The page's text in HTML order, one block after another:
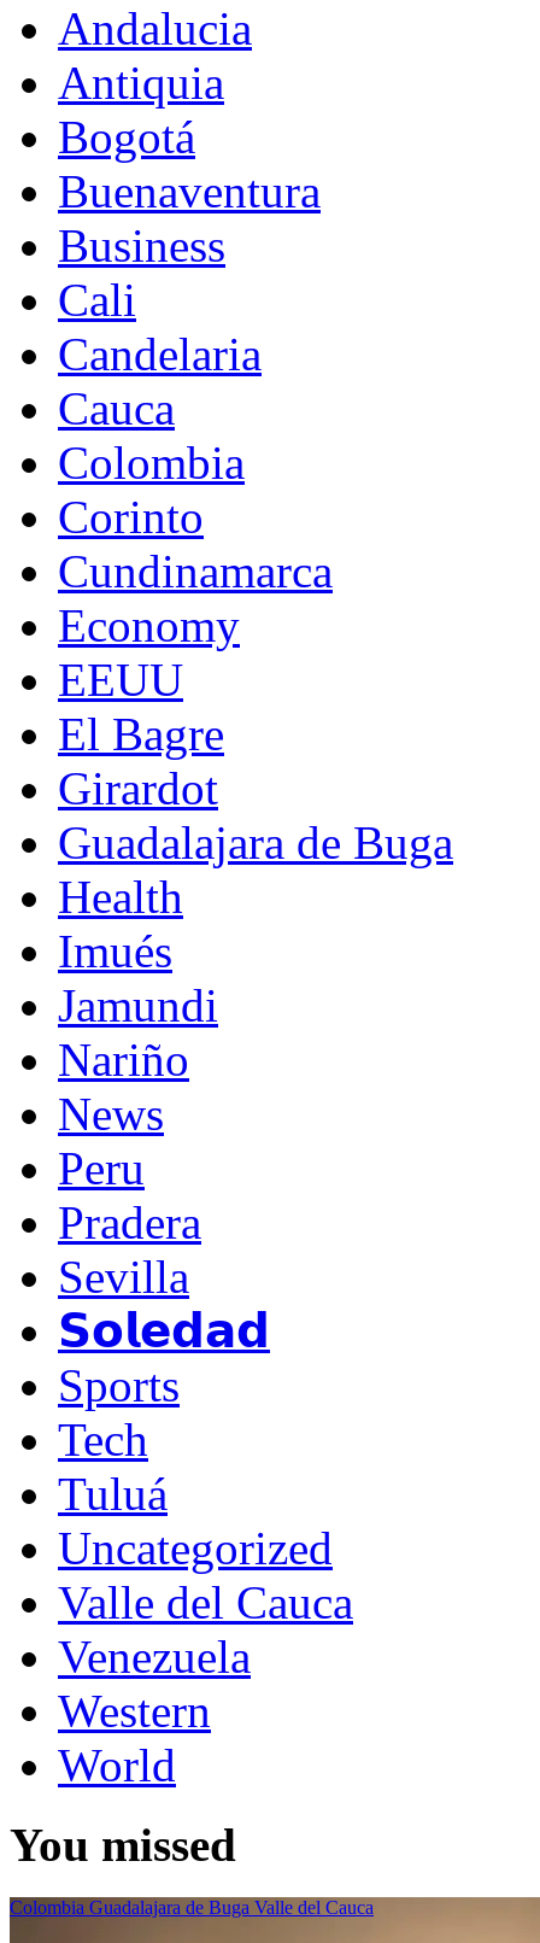
Andalucia
Antiquia
Bogotá
Buenaventura
Business
Cali
Candelaria
Cauca
Colombia
Corinto
Cundinamarca
Economy
EEUU
El Bagre
Girardot
Guadalajara de Buga
Health
Imués
Jamundi
Nariño
News
Peru
Pradera
Sevilla
𝗦𝗼𝗹𝗲𝗱𝗮𝗱
Sports
Tech
Tuluá
Uncategorized
Valle del Cauca
Venezuela
Western
World
You missed
Colombia Guadalajara de Buga Valle del Cauca